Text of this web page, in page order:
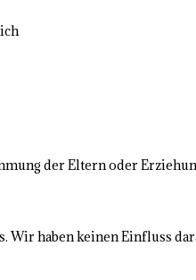
der Eltern oder
haben keinen Einfluss